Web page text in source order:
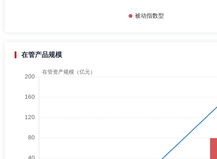
在管产品规模